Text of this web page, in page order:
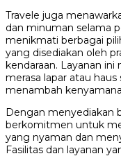
Travele juga
dan minuman selama
menikmati berbagai
yang disediakan oleh
kendaraan. Layanan
merasa lapar atau
menambah
Dengan menyediakan
berkomitmen untuk
yang nyaman dan
Fasilitas dan layanan